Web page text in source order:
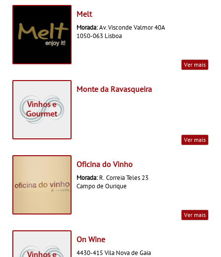
Melt
Morada:Av. Visconde Valmor 40A
1050-063 Lisboa
Ver mais
Monte da Ravasqueira
Ver mais
Oficina do Vinho
Morada: R. Correia Teles 23
Campo de Ourique
Ver mais
On Wine
4430-415 Vila Nova de Gaia